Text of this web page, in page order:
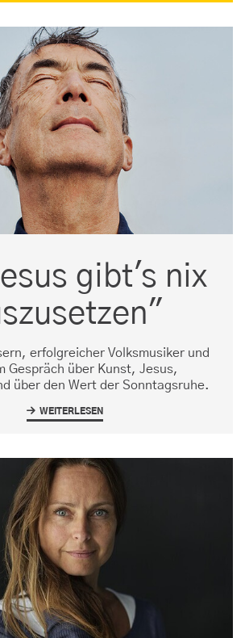
gibt's nix
erfolgreicher Volksmusiker und
Gespräch über Kunst, Jesus,
über den Wert der Sonntagsruhe.
WEITERLESEN